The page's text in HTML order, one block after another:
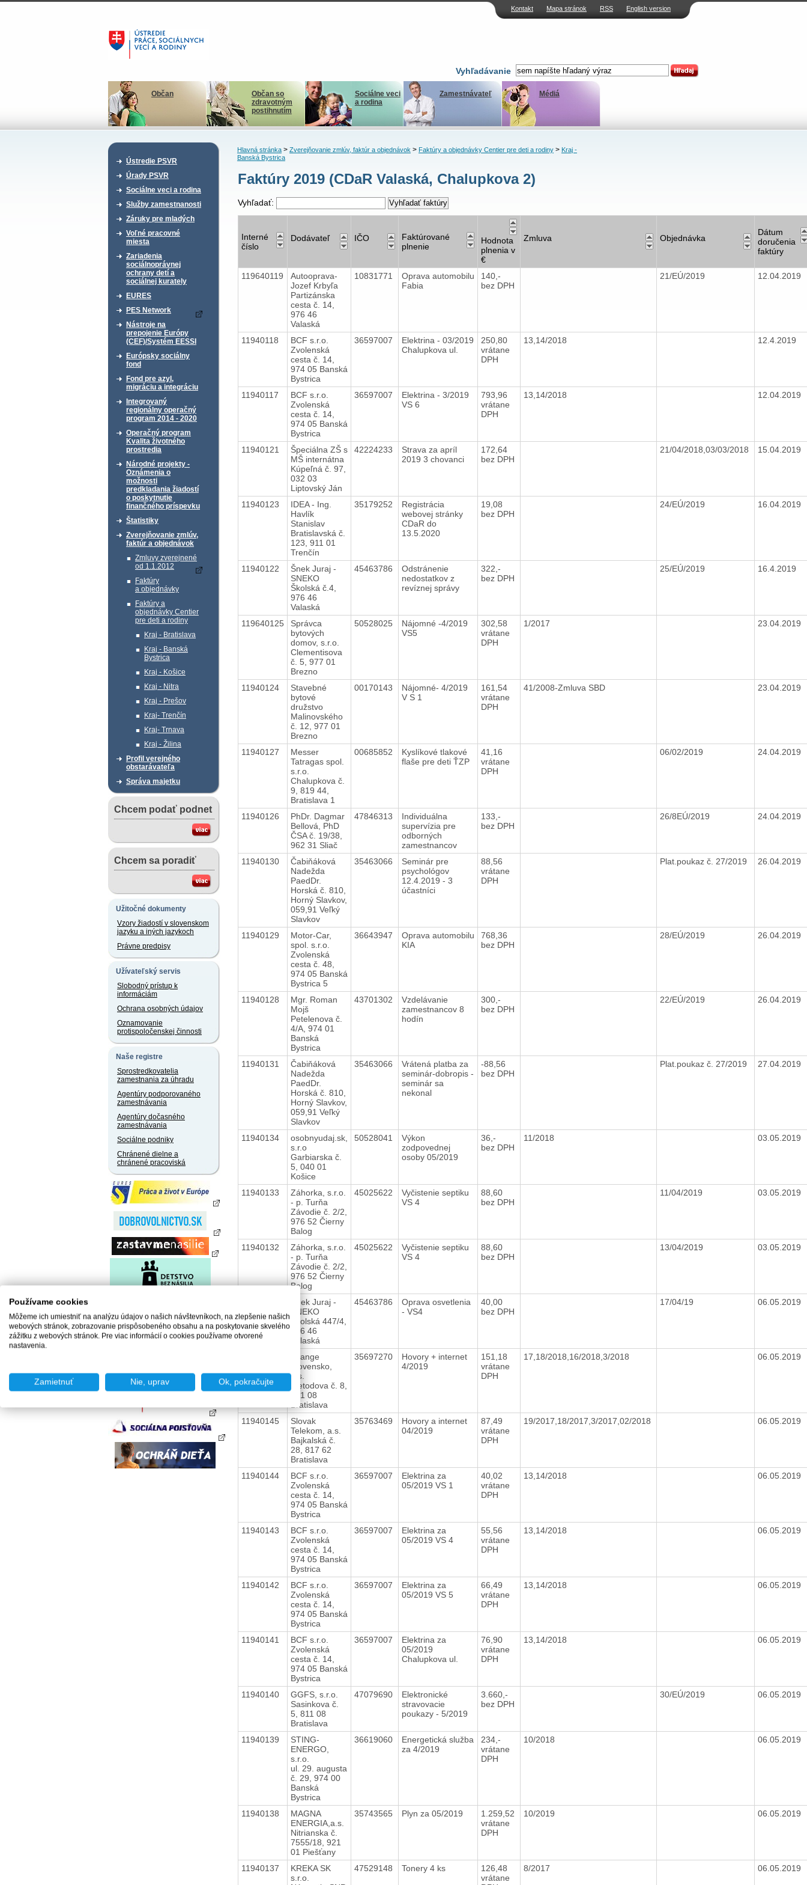
Kontakt Mapa stránok RSS English version
Vyhľadávanie
Občan
Občan so
zdravotným
postihnutím
Sociálne veci
a rodina
Zamestnávateľ Médiá
Ústredie PSVR
Úrady PSVR
Sociálne veci a rodina
Služby zamestnanosti
Záruky pre mladých
Voľné pracovné
miesta
Zariadenia
sociálnoprávnej
ochrany detí a
sociálnej kurately
EURES
PES Network
Nástroje na
prepojenie Európy
(CEF)/Systém EESSI
Európsky sociálny
fond
Fond pre azyl,
migráciu a integráciu
Integrovaný
regionálny operačný
program 2014 - 2020
Operačný program
Kvalita životného
prostredia
Národné projekty -
Oznámenia o
možnosti
predkladania žiadostí
o poskytnutie
finančného príspevku
Štatistiky
Zverejňovanie zmlúv,
faktúr a objednávok
Zmluvy zverejnené
od 1.1.2012
Faktúry
a objednávky
Faktúry a
objednávky Centier
pre deti a rodiny
Kraj - Bratislava
Kraj - Banská
Bystrica
Kraj - Košice
Kraj - Nitra
Kraj - Prešov
Kraj- Trenčín
Kraj- Trnava
Kraj - Žilina
Profil verejného
obstarávateľa
Správa majetku
Chcem podať podnet
Chcem sa poradiť
Užitočné dokumenty
Vzory žiadostí v slovenskom
jazyku a iných jazykoch
Právne predpisy
Užívateľský servis
Slobodný prístup k
informáciám
Ochrana osobných údajov
Oznamovanie
protispoločenskej činnosti
Naše registre
Sprostredkovatelia
zamestnania za úhradu
Agentúry podporovaného
zamestnávania
Agentúry dočasného
zamestnávania
Sociálne podniky
Chránené dielne a
chránené pracoviská
Hlavná stránka> Zverejňovanie zmlúv, faktúr a objednávok> Faktúry a objednávky Centier pre deti a rodiny> Kraj -
Banská Bystrica
Faktúry 2019 (CDaR Valaská, Chalupkova 2)
Vyhľadať:
Interné
číslo
Dodávateľ IČO
Faktúrované
plnenie
Hodnota
plnenia v
€
Zmluva Objednávka
Dátum
doručenia
faktúry
119640119
Autooprava-
Jozef Krbyľa
Partizánska
cesta č. 14,
976 46
Valaská
10831771
Oprava automobilu
Fabia
140,-
bez DPH
21/EÚ/2019 12.04.2019
11940118
BCF s.r.o.
Zvolenská
cesta č. 14,
974 05 Banská
Bystrica
36597007
Elektrina - 03/2019
Chalupkova ul.
250,80
vrátane
DPH
13,14/2018 12.4.2019
11940117
BCF s.r.o.
Zvolenská
cesta č. 14,
974 05 Banská
Bystrica
36597007
Elektrina - 3/2019
VS 6
793,96
vrátane
DPH
13,14/2018 12.04.2019
11940121
Špeciálna ZŠ s
MŠ internátna
Kúpeľná č. 97,
032 03
Liptovský Ján
42224233
Strava za apríl
2019 3 chovanci
172,64
bez DPH
21/04/2018,03/03/2018 15.04.2019
11940123
IDEA - Ing.
Havlík
Stanislav
Bratislavská č.
123, 911 01
Trenčín
35179252
Registrácia
webovej stránky
CDaR do
13.5.2020
19,08
bez DPH
24/EÚ/2019 16.04.2019
11940122
Šnek Juraj -
SNEKO
Školská č.4,
976 46
Valaská
45463786
Odstránenie
nedostatkov z
revíznej správy
322,-
bez DPH
25/EÚ/2019 16.4.2019
119640125
Správca
bytových
domov, s.r.o.
Clementisova
č. 5, 977 01
Brezno
50528025
Nájomné -4/2019
VS5
302,58
vrátane
DPH
1/2017 23.04.2019
11940124
Stavebné
bytové
družstvo
Malinovského
č. 12, 977 01
Brezno
00170143
Nájomné- 4/2019
V S 1
161,54
vrátane
DPH
41/2008-Zmluva SBD 23.04.2019
11940127
Messer
Tatragas spol.
s.r.o.
Chalupkova č.
9, 819 44,
Bratislava 1
00685852
Kyslíkové tlakové
flaše pre deti ŤZP
41,16
vrátane
DPH
06/02/2019 24.04.2019
11940126
PhDr. Dagmar
Bellová, PhD
ČSA č. 19/38,
962 31 Sliač
47846313
Individuálna
supervízia pre
odborných
zamestnancov
133,-
bez DPH
26/8EÚ/2019 24.04.2019
11940130
Čabiňáková
Nadežda
PaedDr.
Horská č. 810,
Horný Slavkov,
059,91 Veľký
Slavkov
35463066
Seminár pre
psychológov
12.4.2019 - 3
účastníci
88,56
vrátane
DPH
Plat.poukaz č. 27/2019 26.04.2019
11940129
Motor-Car,
spol. s.r.o.
Zvolenská
cesta č. 48,
974 05 Banská
Bystrica 5
36643947
Oprava automobilu
KIA
768,36
bez DPH
28/EÚ/2019 26.04.2019
11940128
Mgr. Roman
Mojš
Petelenova č.
4/A, 974 01
Banská
Bystrica
43701302
Vzdelávanie
zamestnancov 8
hodín
300,-
bez DPH
22/EÚ/2019 26.04.2019
11940131
Čabiňáková
Nadežda
PaedDr.
Horská č. 810,
Horný Slavkov,
059,91 Veľký
Slavkov
35463066
Vrátená platba za
seminár-dobropis -
seminár sa
nekonal
-88,56
bez DPH
Plat.poukaz č. 27/2019 27.04.2019
11940134
osobnyudaj.sk,
s.r.o
Garbiarska č.
5, 040 01
Košice
50528041
Výkon
zodpovednej
osoby 05/2019
36,-
bez DPH
11/2018 03.05.2019
11940133
Záhorka, s.r.o.
- p. Turňa
Závodie č. 2/2,
976 52 Čierny
Balog
45025622
Vyčistenie septiku
VS 4
88,60
bez DPH
11/04/2019 03.05.2019
11940132
Záhorka, s.r.o.
- p. Turňa
Závodie č. 2/2,
976 52 Čierny
Balog
45025622
Vyčistenie septiku
VS 4
88,60
bez DPH
13/04/2019 03.05.2019
Šnek Juraj -
SNEKO
Školská 447/4,
976 46
Valaská
45463786
Oprava osvetlenia
- VS4
40,00
bez DPH
17/04/19 06.05.2019
Orange
Slovensko,
a.s.
Metodova č. 8,
821 08
Bratislava
35697270
Hovory + internet
4/2019
151,18
vrátane
DPH
17,18/2018,16/2018,3/2018 06.05.2019
11940145
Slovak
Telekom, a.s.
Bajkalská č.
28, 817 62
Bratislava
35763469
Hovory a internet
04/2019
87,49
vrátane
DPH
19/2017,18/2017,3/2017,02/2018 06.05.2019
11940144
BCF s.r.o.
Zvolenská
cesta č. 14,
974 05 Banská
Bystrica
36597007
Elektrina za
05/2019 VS 1
40,02
vrátane
DPH
13,14/2018 06.05.2019
11940143
BCF s.r.o.
Zvolenská
cesta č. 14,
974 05 Banská
Bystrica
36597007
Elektrina za
05/2019 VS 4
55,56
vrátane
DPH
13,14/2018 06.05.2019
11940142
BCF s.r.o.
Zvolenská
cesta č. 14,
974 05 Banská
Bystrica
36597007
Elektrina za
05/2019 VS 5
66,49
vrátane
DPH
13,14/2018 06.05.2019
11940141
BCF s.r.o.
Zvolenská
cesta č. 14,
974 05 Banská
Bystrica
36597007
Elektrina za
05/2019
Chalupkova ul.
76,90
vrátane
DPH
13,14/2018 06.05.2019
11940140
GGFS, s.r.o.
Sasinkova č.
5, 811 08
Bratislava
47079690
Elektronické
stravovacie
poukazy - 5/2019
3.660,-
bez DPH
30/EÚ/2019 06.05.2019
11940139
STING-
ENERGO,
s.r.o.
ul. 29. augusta
č. 29, 974 00
Banská
Bystrica
36619060
Energetická služba
za 4/2019
234,-
vrátane
DPH
10/2018 06.05.2019
11940138
MAGNA
ENERGIA,a.s.
Nitrianska č.
7555/18, 921
01 Piešťany
35743565 Plyn za 05/2019
1.259,52
vrátane
DPH
10/2019 06.05.2019
11940137
KREKA SK
s.r.o.
47529148 Tonery 4 ks
126,48
vrátane
8/2017 06.05.2019
Používame cookies
Môžeme ich umiestniť na analýzu údajov o našich návštevníkoch, na zlepšenie našich
webových stránok, zobrazovanie prispôsobeného obsahu a na poskytovanie skvelého
zážitku z webových stránok. Pre viac informácií o cookies používame otvorené
nastavenia.
Zamietnuť Nie, uprav Ok, pokračujte